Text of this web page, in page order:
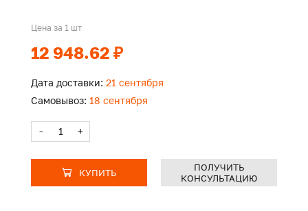
Цена за 1 шт
12 948.62 ₽
Дата доставки: 21 сентября
Самовывоз: 18 сентября
- +
КУПИТЬ
ПОЛУЧИТЬ
КОНСУЛЬТАЦИЮ